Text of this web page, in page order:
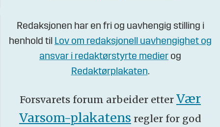
Redaksjonen har en fri og uavhengig stilling i
henhold til Lov om redaksjonell uavhengighet og
ansvar i redaktørstyrte medier og
Redaktørplakaten.
Forsvarets forum arbeider etter Vær
Varsom-plakatens regler for god